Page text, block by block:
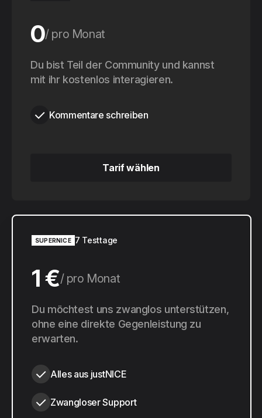
0 pro Monat
0 pro Jahr
Du bist Teil der Community und kannst
mit ihr kostenlos interagieren.
Kommentare schreiben
Tarif wählen
SUPERNICE 7 Testtage
1 € pro Monat
10 € pro Jahr
Du möchtest uns zwanglos unterstützen,
ohne eine direkte Gegenleistung zu
erwarten.
Alles aus justNICE
Zwangloser Support